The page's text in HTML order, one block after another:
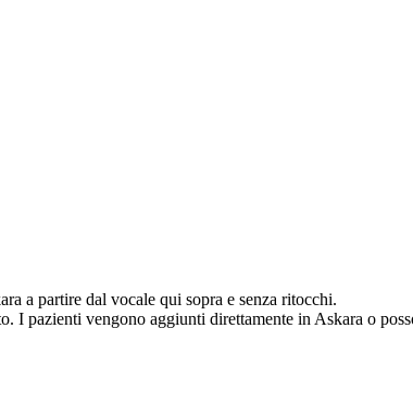
a partire dal vocale qui sopra e senza ritocchi.
pazienti vengono aggiunti direttamente in Askara o